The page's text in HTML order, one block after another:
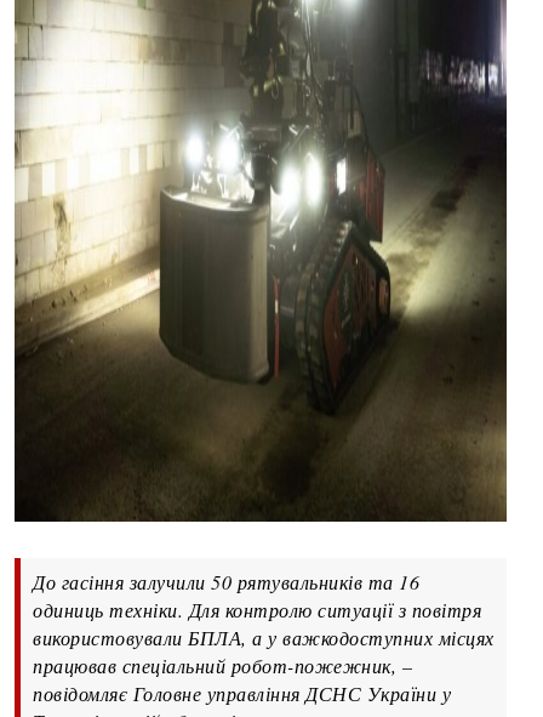
До гасіння залучили 50 рятувальників та 16
одиниць техніки. Для контролю ситуації з повітря
використовували БПЛА, а у важкодоступних місцях
працював спеціальний робот-пожежник, –
повідомляє Головне управління ДСНС України у